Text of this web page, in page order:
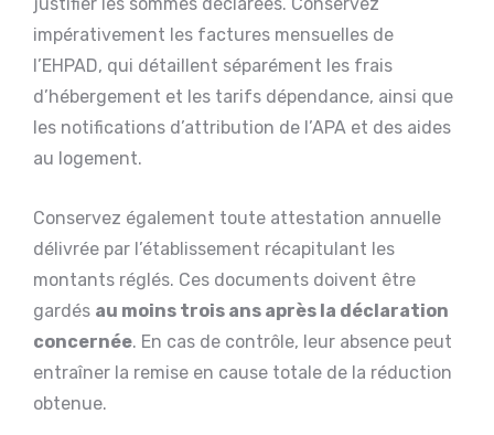
justifier les sommes déclarées. Conservez
impérativement les factures mensuelles de
l’EHPAD, qui détaillent séparément les frais
d’hébergement et les tarifs dépendance, ainsi que
les notifications d’attribution de l’APA et des aides
au logement.
Conservez également toute attestation annuelle
délivrée par l’établissement récapitulant les
montants réglés. Ces documents doivent être
gardés au moins trois ans après la déclaration
concernée. En cas de contrôle, leur absence peut
entraîner la remise en cause totale de la réduction
obtenue.